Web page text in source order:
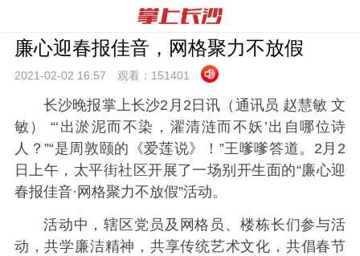
廉心迎春报佳音，网格聚力不放假
2021-02-02 16:57 观看： 151401
长沙晚报掌上长沙2月2日讯 （通讯员 赵慧敏文
敏 ）
“‘出淤泥而不染，濯清涟而不妖’出自哪位诗
人？”“是周敦颐的《爱莲说》！”王嗲嗲答道。2月2
日上午，太平街社区开展了一场别开生面的“廉心迎
春报佳音·网格聚力不放假”活动。
活动中，辖区党员及网格员、楼栋长们参与活
动，共学廉洁精神，共享传统艺术文化，共倡春节